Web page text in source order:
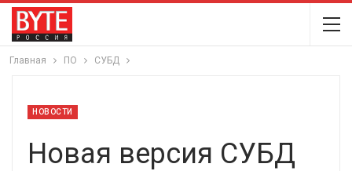
Главная ПО СУБД
НОВОСТИ
Новая версия СУБД